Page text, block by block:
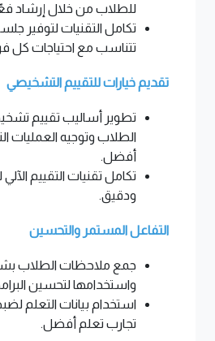
للطلاب من خلال إرشاد
تكامل التقنيات لتوفير
تتناسب مع احتياجات كل
تقديم خيارات للتقييم التشخيصي
تطوير أساليب تقييم
الطلاب وتوجيه العمليات
أفضل.
تكامل تقنيات التقييم
ودقيق.
التفاعل المستمر والتحسين
جمع ملاحظات الطلاب
واستخدامها لتحسين
استخدام بيانات التعلم
تجارب تعلم أفضل.